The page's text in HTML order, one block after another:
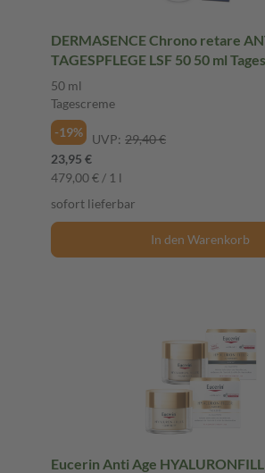
DERMASENCE Chrono retare
TAGESPFLEGE LSF 50 50 ml
50 ml
Tagescreme
-19%
UVP: 29,40 €
23,95 €
479,00 € / 1 l
sofort lieferbar
In den Warenkorb
Eucerin Anti Age